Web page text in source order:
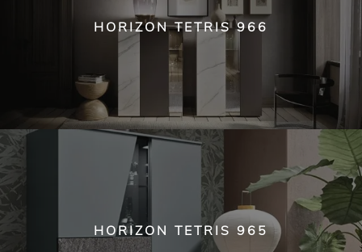
HORIZON TETRIS 966
HORIZON TETRIS 965